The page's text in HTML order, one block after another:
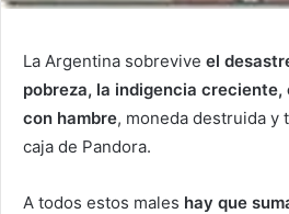
La Argentina sobrevive el
pobreza, la indigencia
con hambre, moneda destruida y
caja de Pandora.
A todos estos males hay que